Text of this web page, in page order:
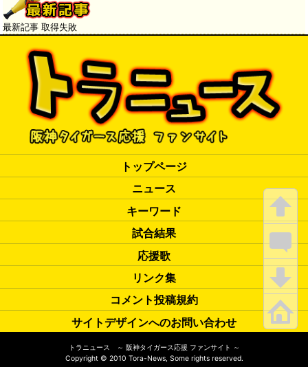
最新記事 取得失敗
トップページ
ニュース
キーワード
試合結果
応援歌
リンク集
コメント投稿規約
サイトデザインへのお問い合わせ
トラニュース ～ 阪神タイガース応援 ファンサイト ～
Copyright © 2010 Tora-News, Some rights reserved.